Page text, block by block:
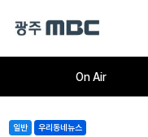
On Air
오늘의뉴스뉴스데스크
일반 우리동네뉴스